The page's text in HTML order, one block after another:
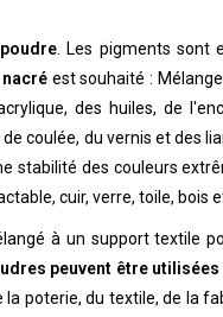
. Les pigments
est souhaité :
des huiles, de
coulée, du vernis et des
stabilité des couleurs
cuir, verre, toile, bois
à un support textile
peuvent être
la poterie, du textile, de la